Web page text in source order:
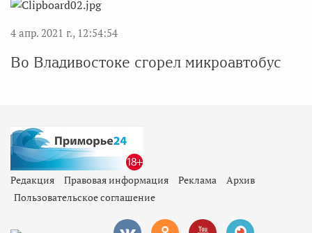
4 апр. 2021 г., 12:54:54
Во Владивостоке сгорел микроавтобус
Редакция Правовая информация Реклама
Архив
Пользовательское соглашение